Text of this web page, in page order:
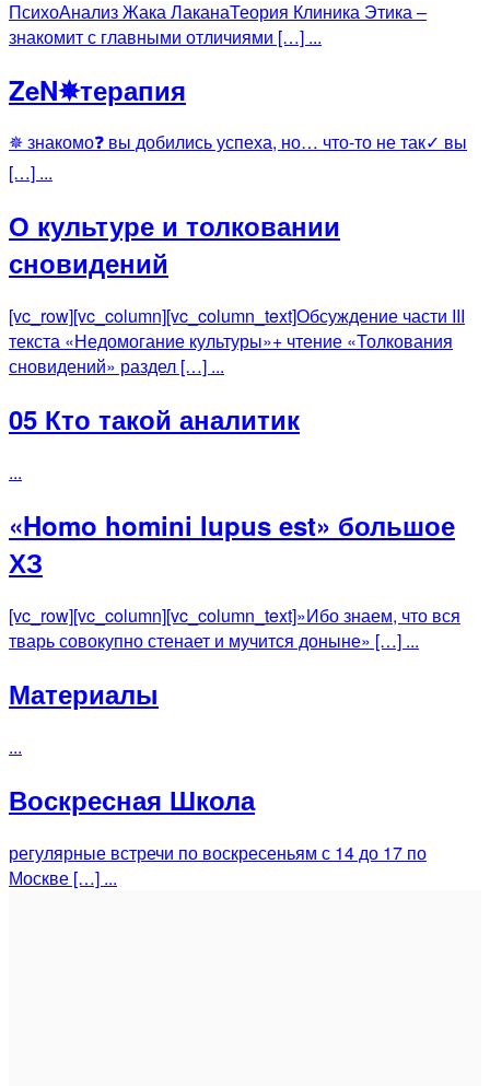
ПсихоАнализ Жака ЛаканаТеория Клиника Этика –
знакомит с главными отличиями […] ...
ZeN✵терапия
✵ знакомо❓ вы добились успеха, но… что-то не так✓ вы
[…] ...
О культуре и толковании
сновидений
[vc_row][vc_column][vc_column_text]Обсуждение части III
текста «Недомогание культуры»+ чтение «Толкования
сновидений» раздел […] ...
05 Кто такой аналитик
...
«Homo homini lupus est» большое
ХЗ
[vc_row][vc_column][vc_column_text]»Ибо знаем, что вся
тварь совокупно стенает и мучится доныне» […] ...
Материалы
...
Воскресная Школа
регулярные встречи по воскресеньям с 14 до 17 по
Москве […] ...